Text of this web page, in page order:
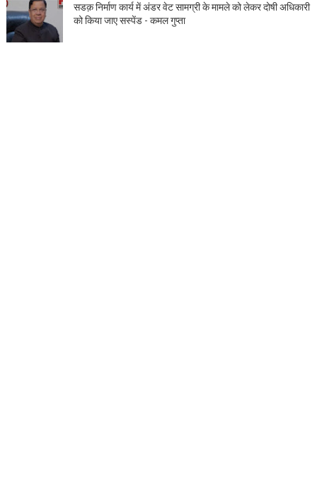
सडक़ निर्माण कार्य में अंडर वेट सामग्री के मामले को लेकर दोषी अधिकारी
को किया जाए सस्पेंड - कमल गुप्ता